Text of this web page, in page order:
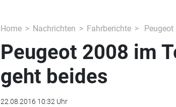
Home Nachrichten Fahrberichte
Peugeot 2008 im
geht beides
22.08.2016 10:32 Uhr